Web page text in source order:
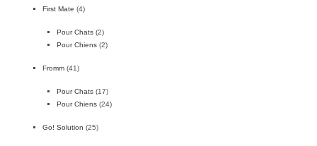
First Mate (4)
Pour Chats (2)
Pour Chiens (2)
Fromm (41)
Pour Chats (17)
Pour Chiens (24)
Go! Solution (25)